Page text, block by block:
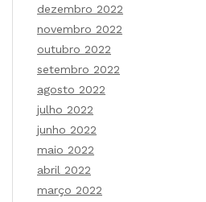
dezembro 2022
novembro 2022
outubro 2022
setembro 2022
agosto 2022
julho 2022
junho 2022
maio 2022
abril 2022
março 2022